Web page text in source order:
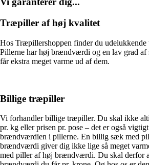
Træpiller af høj kvalitet
Hos Træpillershoppen finder du
Pillerne har høj brændværdi og en lav grad af
får ekstra meget varme ud af dem.
Billige træpiller
Vi forhandler billige træpiller. Du skal ikke
pr. kg eller prisen pr. pose – det er også
brændværdien i pillerne. En billig sæk med
brændværdi giver dig ikke lige så meget
med piller af høj brændværdi. Du skal derfor